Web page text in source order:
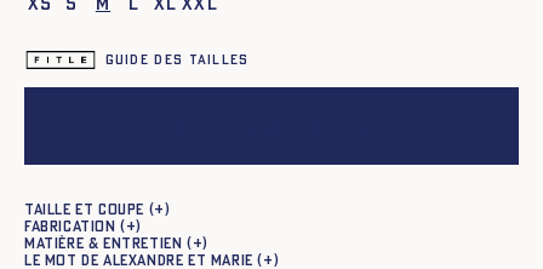
XS S M L XL XXL
Guide des tailles
Taille et coupe
Fabrication
Matière & entretien
Le mot de Alexandre et Marie